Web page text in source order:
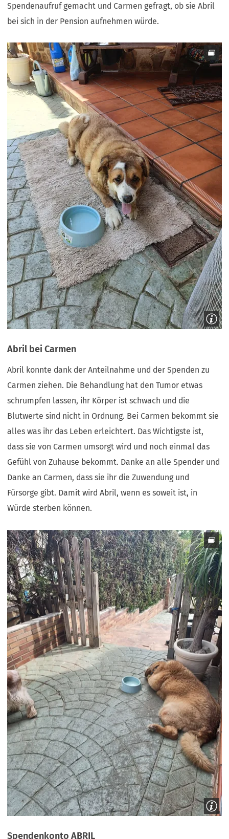
Spendenaufruf gemacht und Carmen gefragt, ob sie Abril
bei sich in der Pension aufnehmen würde.
Abril bei Carmen
Abril konnte dank der Anteilnahme und der Spenden zu
Carmen ziehen. Die Behandlung hat den Tumor etwas
schrumpfen lassen, ihr Körper ist schwach und die
Blutwerte sind nicht in Ordnung. Bei Carmen bekommt sie
alles was ihr das Leben erleichtert. Das Wichtigste ist,
dass sie von Carmen umsorgt wird und noch einmal das
Gefühl von Zuhause bekommt. Danke an alle Spender und
Danke an Carmen, dass sie ihr die Zuwendung und
Fürsorge gibt. Damit wird Abril, wenn es soweit ist, in
Würde sterben können.
Spendenkonto ABRIL